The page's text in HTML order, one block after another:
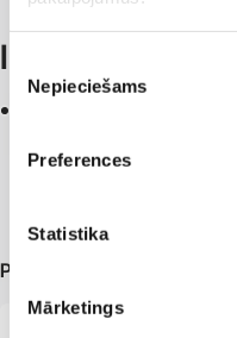
izvēle
Nepieciešams
Preferences
Statistika
Mārketings
Izglītība
Absolvējusi
Rīgas
Papildu informācija